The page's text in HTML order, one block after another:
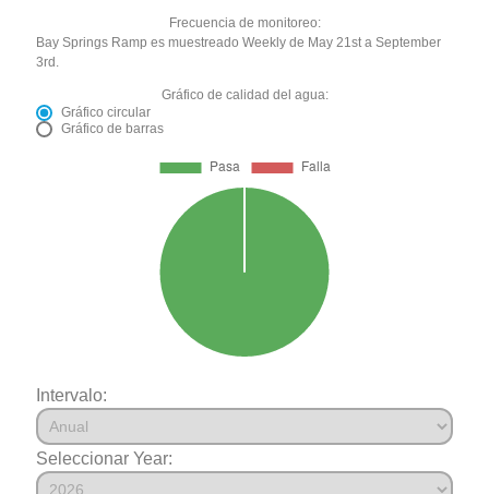
Frecuencia de monitoreo:
Bay Springs Ramp es muestreado Weekly de May 21st a September
3rd.
Gráfico de calidad del agua:
Gráfico circular
Gráfico de barras
Intervalo:
Seleccionar Year: